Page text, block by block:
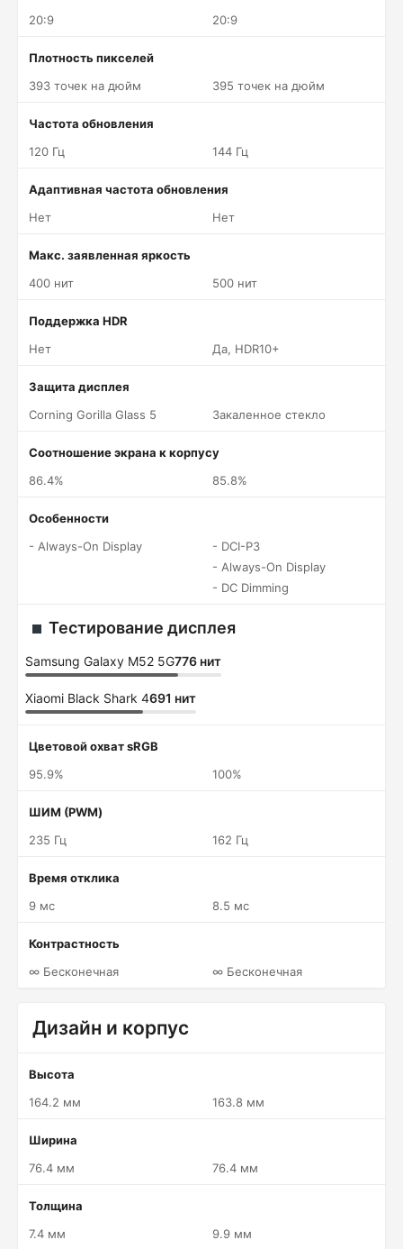
20:9
20:9
Плотность пикселей
393 точек на дюйм
395 точек на дюйм
Частота обновления
120 Гц
144 Гц
Адаптивная частота обновления
Нет
Нет
Макс. заявленная яркость
400 нит
500 нит
Поддержка HDR
Нет
Да, HDR10+
Защита дисплея
Corning Gorilla Glass 5
Закаленное стекло
Соотношение экрана к корпусу
86.4%
85.8%
Особенности
- Always-On Display
- DCI-P3
- Always-On Display
- DC Dimming
Тестирование дисплея
Samsung Galaxy M52 5G776 нит
Xiaomi Black Shark 4691 нит
Цветовой охват sRGB
95.9%
100%
ШИМ (PWM)
235 Гц
162 Гц
Время отклика
9 мс
8.5 мс
Контрастность
∞ Бесконечная
∞ Бесконечная
Дизайн и корпус
Высота
164.2 мм
163.8 мм
Ширина
76.4 мм
76.4 мм
Толщина
7.4 мм
9.9 мм